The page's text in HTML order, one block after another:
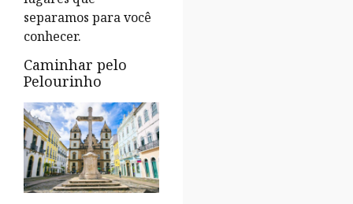
separamos para você
conhecer.
Caminhar pelo
Pelourinho